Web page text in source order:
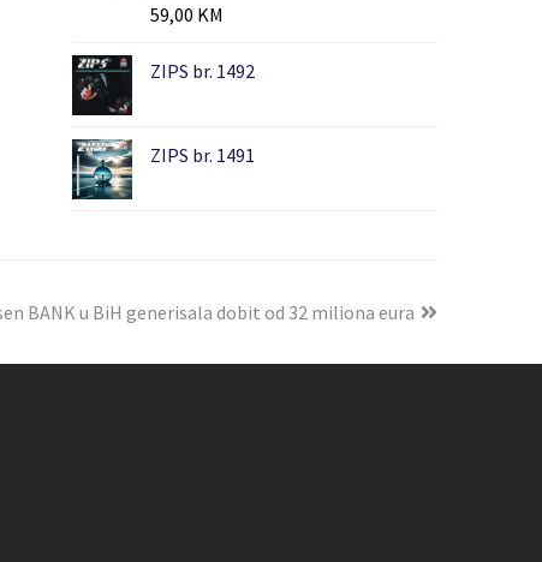
59,00 KM
ZIPS br. 1492
ZIPS br. 1491
BANK u BiH generisala dobit od 32 miliona eura